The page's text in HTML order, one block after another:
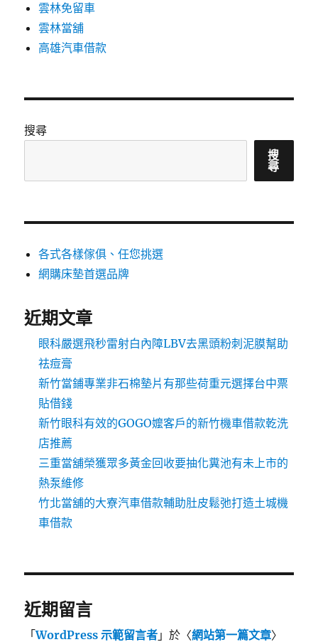
雲林免留車
雲林當舖
高雄汽車借款
搜尋
搜
尋
各式各樣傢俱、任您挑選
網購床墊首選品牌
近期文章
眼科嚴選飛秒雷射白內障LBV去黑頭粉刺泥膜幫助
祛痘膏
新竹當鋪專業非石棉墊片有那些荷重元選擇台中票
貼借錢
新竹眼科有效的GOGO嬤客戶的新竹機車借款乾洗
店推薦
三重當舖榮獲眾多黃金回收要抽化糞池有未上市的
熱泵維修
竹北當舖的大寮汽車借款輔助肚皮鬆弛打造土城機
車借款
近期留言
「WordPress 示範留言者 」於〈網站第一篇文章〉